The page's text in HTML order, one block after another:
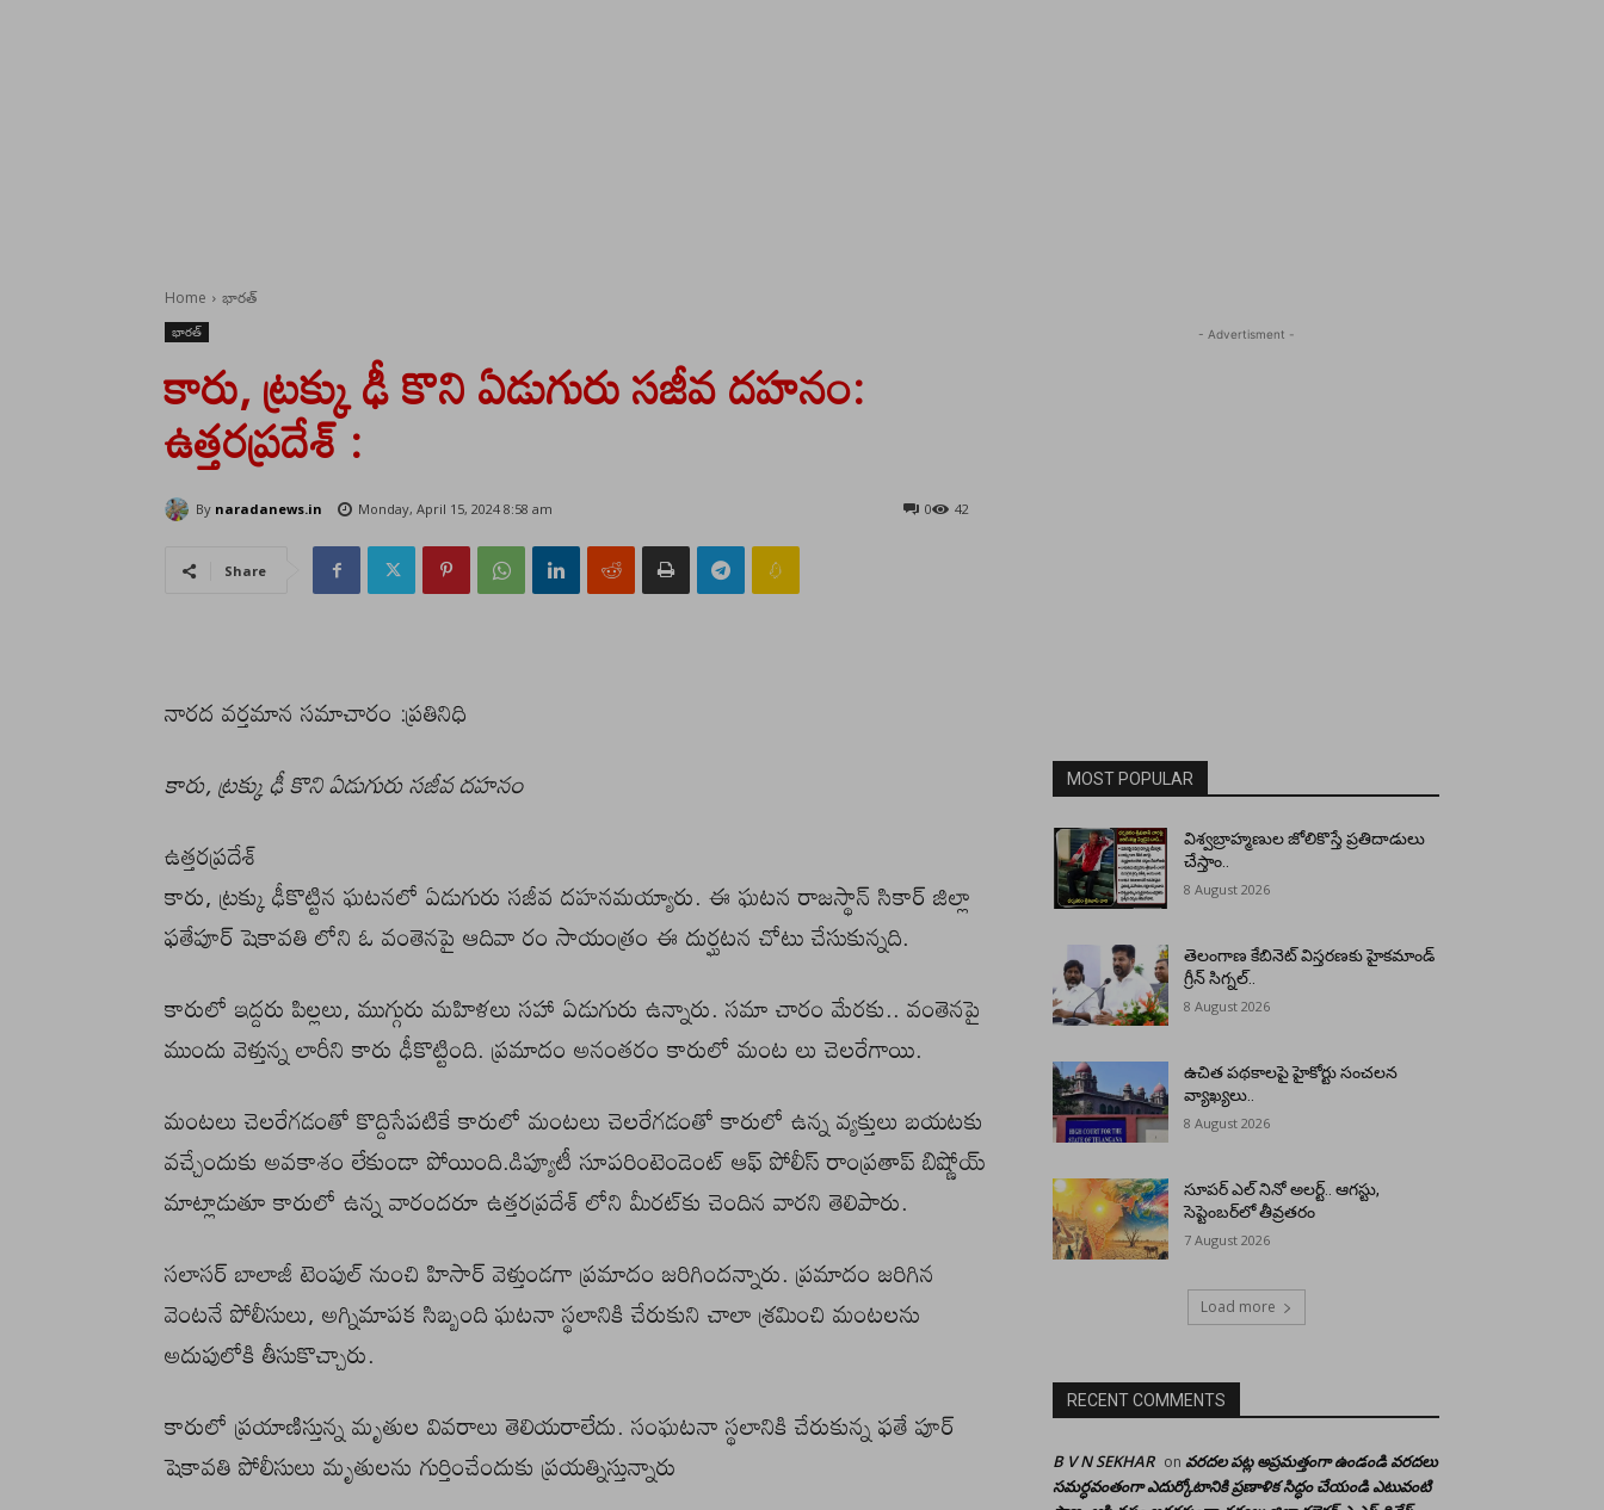
Home భారత్
భారత్
కారు, ట్రక్కు ఢీ కొని ఏడుగురు సజీవ దహనం:
ఉత్తరప్రదేశ్ :
By naradanews.in Monday, April 15, 2024 8:58 am 42
0
Share
నారద వర్తమాన సమాచారం :ప్రతినిధి
కారు, ట్రక్కు ఢీ కొని ఏడుగురు సజీవ దహనం
ఉత్తరప్రదేశ్
కారు, ట్రక్కు ఢీకొట్టిన ఘటనలో ఏడుగురు సజీవ దహనమయ్యారు. ఈ ఘటన రాజస్థాన్‌ సికార్‌ జిల్లా
ఫతేపూర్‌ షెకావతి లోని ఓ వంతెనపై ఆదివా రం సాయంత్రం ఈ దుర్ఘటన చోటు చేసుకున్నది.
కారులో ఇద్దరు పిల్లలు, ముగ్గురు మహిళలు సహా ఏడుగురు ఉన్నారు. సమా చారం మేరకు.. వంతెనపై
ముందు వెళ్తున్న లారీని కారు ఢీకొట్టింది. ప్రమాదం అనంతరం కారులో మంట లు చెలరేగాయి.
మంటలు చెలరేగడంతో కొద్దిసేపటికే కారులో మంటలు చెలరేగడంతో కారులో ఉన్న వ్యక్తులు బయటకు
వచ్చేందుకు అవకాశం లేకుండా పోయింది.డిప్యూటీ సూపరింటెండెంట్ ఆఫ్ పోలీస్ రాంప్రతాప్ బిష్ణోయ్
మాట్లాడుతూ కారులో ఉన్న వారందరూ ఉత్తరప్రదేశ్‌ లోని మీరట్‌కు చెందిన వారని తెలిపారు.
సలాసర్ బాలాజీ టెంపుల్ నుంచి హిసార్ వెళ్తుండగా ప్రమాదం జరిగిందన్నారు. ప్రమాదం జరిగిన
వెంటనే పోలీసులు, అగ్నిమాపక సిబ్బంది ఘటనా స్థలానికి చేరుకుని చాలా శ్రమించి మంటలను
అదుపులోకి తీసుకొచ్చారు.
కారులో ప్రయాణిస్తున్న మృతుల వివరాలు తెలియరాలేదు. సంఘటనా స్థలానికి చేరుకున్న ఫతే పూర్
షెకావతి పోలీసులు మృతులను గుర్తించేందుకు ప్రయత్నిస్తున్నారు
- Advertisment -
MOST POPULAR
విశ్వబ్రాహ్మణుల జోలికొస్తే ప్రతిదాడులు
చేస్తాం..
8 August 2026
తెలంగాణ కేబినెట్ విస్తరణకు హైకమాండ్
గ్రీన్ సిగ్నల్..
8 August 2026
ఉచిత పథకాలపై హైకోర్టు సంచలన
వ్యాఖ్యలు..
8 August 2026
సూపర్ ఎల్ నినో అలర్ట్.. ఆగస్టు,
సెప్టెంబర్‌లో తీవ్రతరం
7 August 2026
Load more
RECENT COMMENTS
B V N SEKHAR on వరదల పట్ల అప్రమత్తంగా ఉండండి వరదలు
సమర్ధవంతంగా ఎదుర్కోటానికి ప్రణాళిక సిద్ధం చేయండి ఎటువంటి